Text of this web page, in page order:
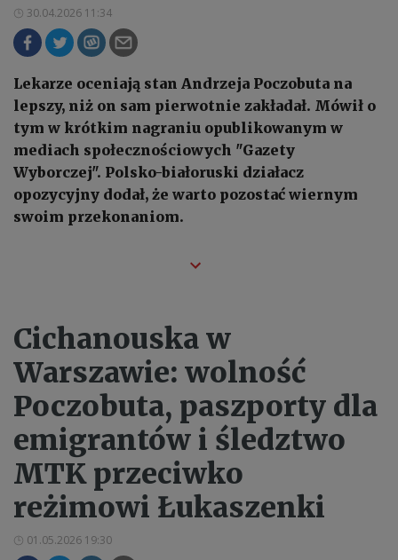
30.04.2026 11:34
Lekarze oceniają stan Andrzeja Poczobuta na
lepszy, niż on sam pierwotnie zakładał. Mówił o
tym w krótkim nagraniu opublikowanym w
mediach społecznościowych "Gazety
Wyborczej". Polsko-białoruski działacz
opozycyjny dodał, że warto pozostać wiernym
swoim przekonaniom.
Cichanouska w
Warszawie: wolność
Poczobuta, paszporty dla
emigrantów i śledztwo
MTK przeciwko
reżimowi Łukaszenki
01.05.2026 19:30